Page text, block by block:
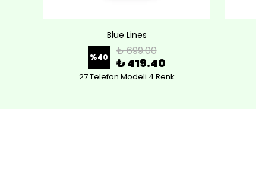
Blue Lines
%40 ₺ 699.00
₺ 419.40
27 Telefon Modeli 4 Renk